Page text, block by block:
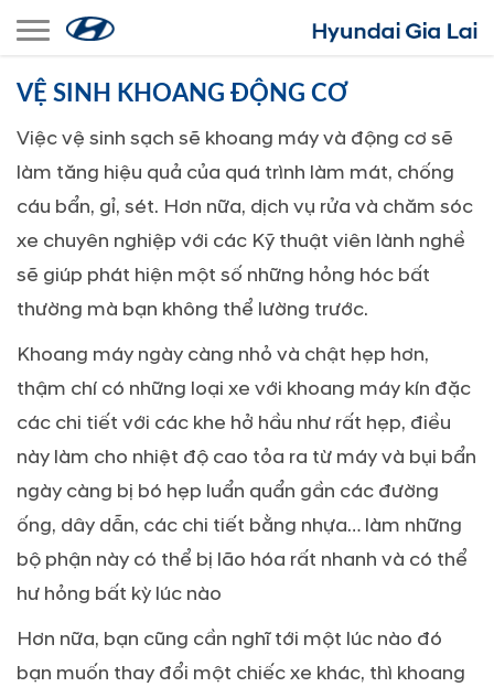
Toggle navigation
VỆ SINH KHOANG ĐỘNG CƠ
Việc vệ sinh sạch sẽ khoang máy và động cơ sẽ
làm tăng hiệu quả của quá trình làm mát, chống
cáu bẩn, gỉ, sét. Hơn nữa, dịch vụ rửa và chăm sóc
xe chuyên nghiệp với các Kỹ thuật viên lành nghề
sẽ giúp phát hiện một số những hỏng hóc bất
thường mà bạn không thể lường trước.
Khoang máy ngày càng nhỏ và chật hẹp hơn,
thậm chí có những loại xe với khoang máy kín đặc
các chi tiết với các khe hở hầu như rất hẹp, điều
này làm cho nhiệt độ cao tỏa ra từ máy và bụi bẩn
ngày càng bị bó hẹp luẩn quẩn gần các đường
ống, dây dẫn, các chi tiết bằng nhựa… làm những
bộ phận này có thể bị lão hóa rất nhanh và có thể
hư hỏng bất kỳ lúc nào
Hơn nữa, bạn cũng cần nghĩ tới một lúc nào đó
bạn muốn thay đổi một chiếc xe khác, thì khoang